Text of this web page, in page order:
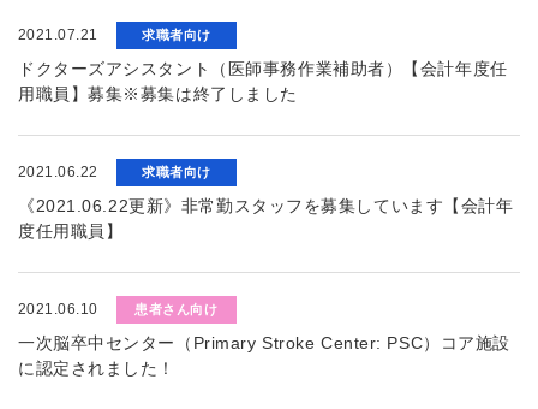
2021.07.21 求職者向け
ドクターズアシスタント（医師事務作業補助者）【会計年度任
用職員】募集※募集は終了しました
2021.06.22 求職者向け
《2021.06.22更新》非常勤スタッフを募集しています【会計年
度任用職員】
2021.06.10 患者さん向け
一次脳卒中センター（Primary Stroke Center: PSC）コア施設
に認定されました！